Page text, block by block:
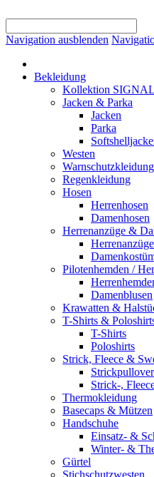
Navigation ausblenden
Bekleidung
Kollektion SIGNAL
Jacken & Parka
Jacken
Parka
Westen
Warnschutzkleidung
Regenkleidung
Hosen
Herrenhosen
Damenhosen
Herrenanzüge &
Herrenanzüge
Pilotenhemden /
Damenblusen
Krawatten &
T-Shirts &
T-Shirts
Poloshirts
Strick, Fleece &
Strick-,
Thermokleidung
Basecaps & Mützen
Handschuhe
Einsatz- &
Winter- &
Gürtel
Stichschutzwesten